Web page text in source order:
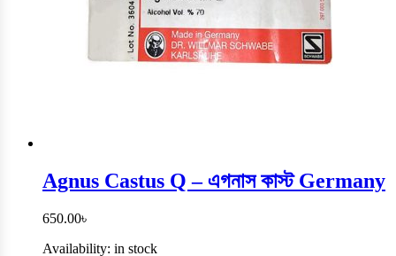
Agnus Castus Q – এগনাস কাস্ট Germany
650.00৳
Availability: in stock